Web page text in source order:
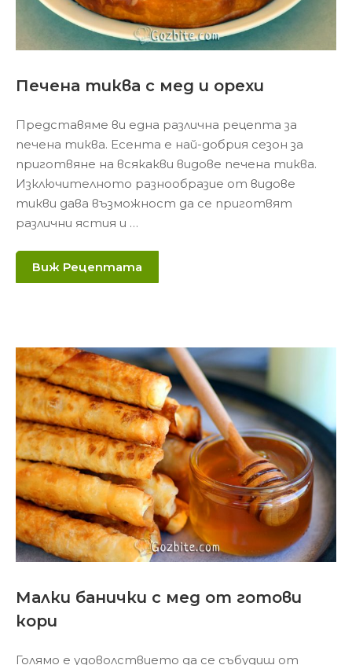
Печена тиква с мед и орехи
Представяме ви една различна рецепта за
печена тиква. Есента е най-добрия сезон за
приготвяне на всякакви видове печена тиква.
Изключителното разнообразие от видове
тикви дава възможност да се приготвят
различни ястия и …
Виж Рецептата
Малки банички с мед от готови
кори
Голямо е удоволствието да се събудиш от